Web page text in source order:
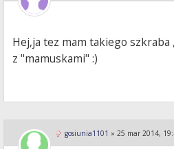
Hej,ja tez mam takiego
z "mamuskami" :)
gosiunia1101 » 25 mar 2014,